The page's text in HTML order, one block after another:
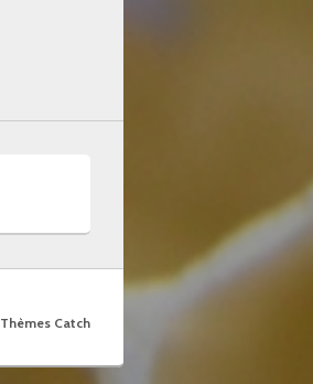
Thèmes Catch